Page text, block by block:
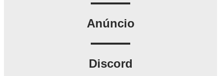
Anúncio
Discord